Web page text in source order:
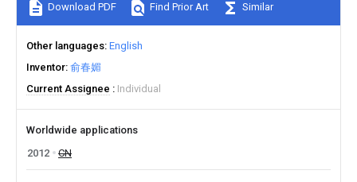
Download PDF Find Prior Art Similar
Other languages English
Inventor 俞春媚
Current Assignee
Individual
Worldwide applications
2012
CN